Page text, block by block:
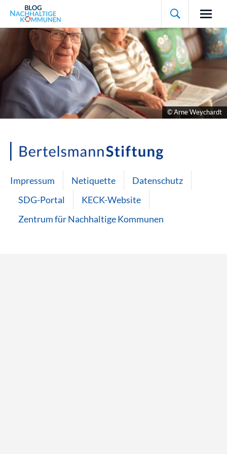

© Arne Weychardt
Impressum Netiquette
Datenschutz
SDG-Portal
KECK-Website
Zentrum für Nachhaltige Kommunen